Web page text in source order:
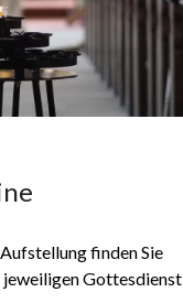
finden Sie
Gottesdienst